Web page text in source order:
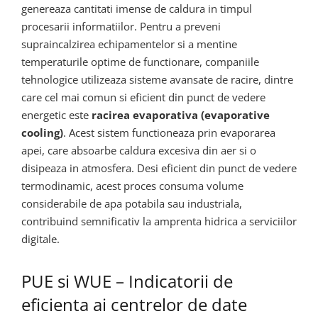
genereaza cantitati imense de caldura in timpul
procesarii informatiilor. Pentru a preveni
supraincalzirea echipamentelor si a mentine
temperaturile optime de functionare, companiile
tehnologice utilizeaza sisteme avansate de racire, dintre
care cel mai comun si eficient din punct de vedere
energetic este racirea evaporativa (evaporative
cooling). Acest sistem functioneaza prin evaporarea
apei, care absoarbe caldura excesiva din aer si o
disipeaza in atmosfera. Desi eficient din punct de vedere
termodinamic, acest proces consuma volume
considerabile de apa potabila sau industriala,
contribuind semnificativ la amprenta hidrica a serviciilor
digitale.
PUE si WUE – Indicatorii de
eficienta ai centrelor de date